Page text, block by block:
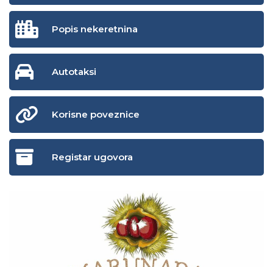
Popis nekeretnina
Autotaksi
Korisne poveznice
Registar ugovora